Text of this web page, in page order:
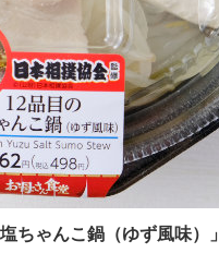
ちゃんこ鍋（ゆず風味）」